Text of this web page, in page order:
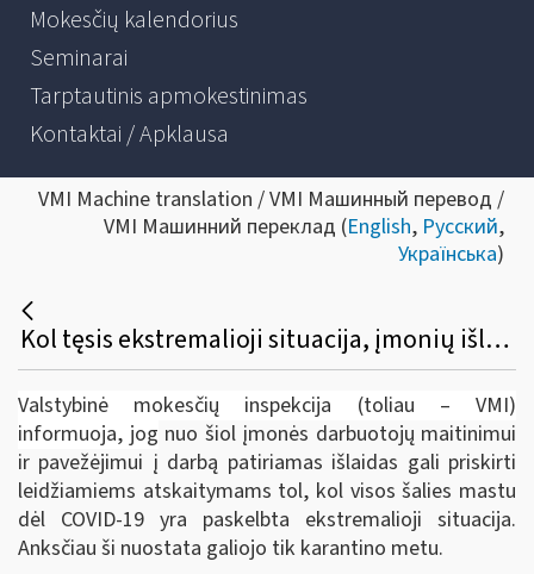
Mokesčių kalendorius
Seminarai
Tarptautinis apmokestinimas
Kontaktai / Apklausa
VMI Machine translation / VMI Машинный перевод /
VMI Машинний переклад (English, Русский,
Українська)
Kol tęsis ekstremalioji situacija, įmonių išlaidos darbuotojų maitinimui ir pavežėjimui į darbą – leidžiami atskaitymai
Valstybinė mokesčių inspekcija (toliau – VMI)
informuoja, jog nuo šiol įmonės darbuotojų maitinimui
ir pavežėjimui į darbą patiriamas išlaidas gali priskirti
leidžiamiems atskaitymams tol, kol visos šalies mastu
dėl COVID-19 yra paskelbta ekstremalioji situacija.
Anksčiau ši nuostata galiojo tik karantino metu.